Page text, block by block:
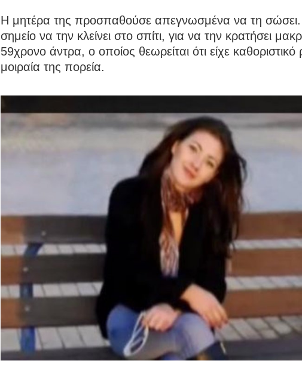
Η μητέρα της προσπαθούσε απεγνωσμένα να τη
σημείο να την κλείνει στο σπίτι, για να την κρατήσει
59χρονο άντρα, ο οποίος θεωρείται ότι είχε καθοριστικό
μοιραία της πορεία.